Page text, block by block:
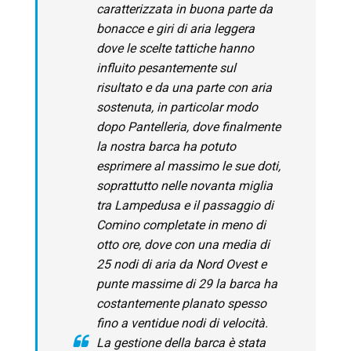
caratterizzata in buona parte da
bonacce e giri di aria leggera
dove le scelte tattiche hanno
influito pesantemente sul
risultato e da una parte con aria
sostenuta, in particolar modo
dopo Pantelleria, dove finalmente
la nostra barca ha potuto
esprimere al massimo le sue doti,
soprattutto nelle novanta miglia
tra Lampedusa e il passaggio di
Comino completate in meno di
otto ore, dove con una media di
25 nodi di aria da Nord Ovest e
punte massime di 29 la barca ha
costantemente planato spesso
fino a ventidue nodi di velocità.
La gestione della barca è stata